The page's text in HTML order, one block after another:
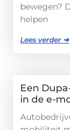
bewegen?
helpen
Lees verder ➜
Een
in de e-